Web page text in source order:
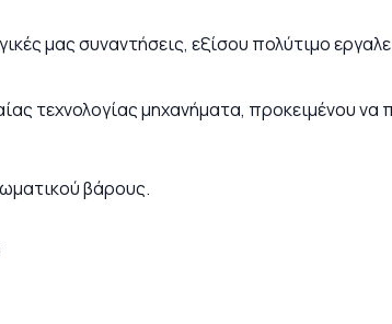
μας συναντήσεις, εξίσου πολύτιμο
τεχνολογίας μηχανήματα, προκειμένου
βάρους.